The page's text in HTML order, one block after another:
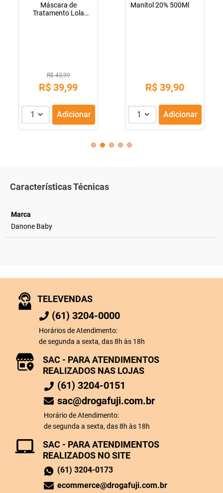
Máscara de
Tratamento Lola
R$ 43,99
R$ 39,99
1 Adicionar
Manitol 20% 500Ml
R$ 39,90
1 Adicionar
Características Técnicas
Marca
Danone Baby
TELEVENDAS
(61) 3204-0000
Horários de Atendimento:
de segunda a sexta, das 8h às 18h
SAC - PARA ATENDIMENTOS
REALIZADOS NO SITE
(61) 3204-0173
ecommerce@drogafuji.com.br
SAC - PARA ATENDIMENTOS
REALIZADOS NAS LOJAS
(61) 3204-0151
sac@drogafuji.com.br
Horário de Atendimento:
de segunda a sexta, das 8h às 18h